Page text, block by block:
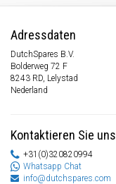
Adressdaten
DutchSpares B.V.
Bolderweg 72 F
8243 RD, Lelystad
Nederland
Kontaktieren Sie uns
+31(0)320820994
Whatsapp Chat
info@dutchspares.com